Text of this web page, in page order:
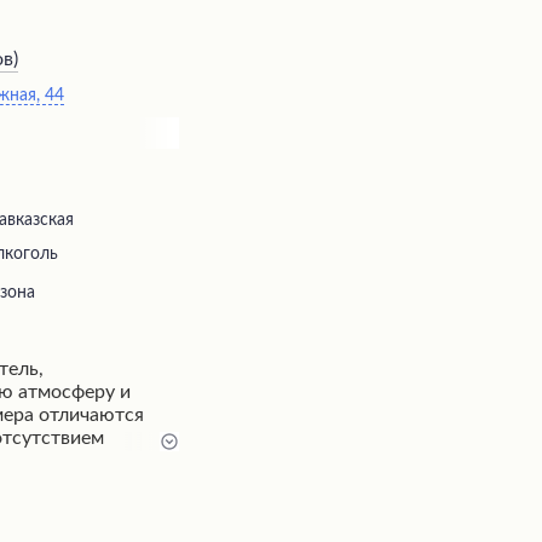
)
44
атмосферу и
отличаются
возникающие
"шведский стол"